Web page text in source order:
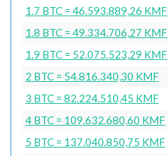
1.7 BTC = 46.593.889,26 KMF
1.8 BTC = 49.334.706,27 KMF
1.9 BTC = 52.075.523,29 KMF
2 BTC = 54.816.340,30 KMF
3 BTC = 82.224.510,45 KMF
4 BTC = 109.632.680,60 KMF
5 BTC = 137.040.850,75 KMF